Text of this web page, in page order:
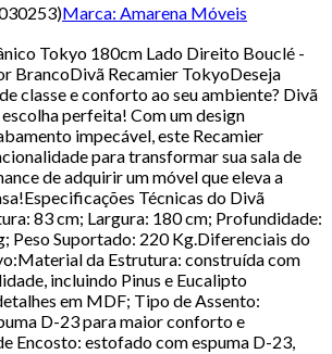
)Marca: Amarena Móveis
Tokyo 180cm Lado Direito Bouclé -
BrancoDivã Recamier TokyoDeseja
classe e conforto ao seu ambiente? Divã
perfeita! Com um design
impecável, este Recamier
para transformar sua sala de
de adquirir um móvel que eleva a
Técnicas do Divã
83 cm; Largura: 180 cm; Profundidade:
Peso Suportado: 220 Kg.Diferenciais do
da Estrutura: construída com
incluindo Pinus e Eucalipto
em MDF; Tipo de Assento:
D-23 para maior conforto e
Encosto: estofado com espuma D-23,